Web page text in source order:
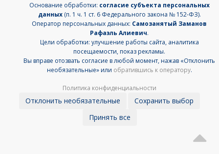
Основание обработки: согласие субъекта персональных
данных(п. 1 ч. 1 ст. 6 Федерального закона № 152-ФЗ).
Оператор персональных данных: Самозанятый Заманов
Рафаэль Алиевич.
Цели обработки: улучшение работы сайта, аналитика
посещаемости, показ рекламы.
Вы вправе отозвать согласие в любой момент, нажав «Отклонить
необязательные» или обратившись к оператору.
Политика конфиденциальности
Отклонить необязательные
Сохранить выбор
Принять все